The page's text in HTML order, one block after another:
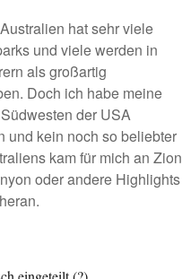
hat sehr viele
und viele werden in
als großartig
Doch ich habe meine
der USA
und kein noch so beliebter
kam für mich an Zion
oder andere Highlights